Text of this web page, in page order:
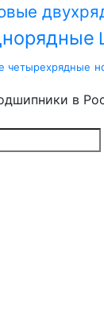
четырехрядные
в